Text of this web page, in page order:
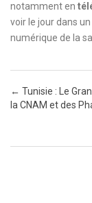
notamment en
voir le jour dans
numérique de la
Post navigation
← Tunisie : Le
la CNAM et des